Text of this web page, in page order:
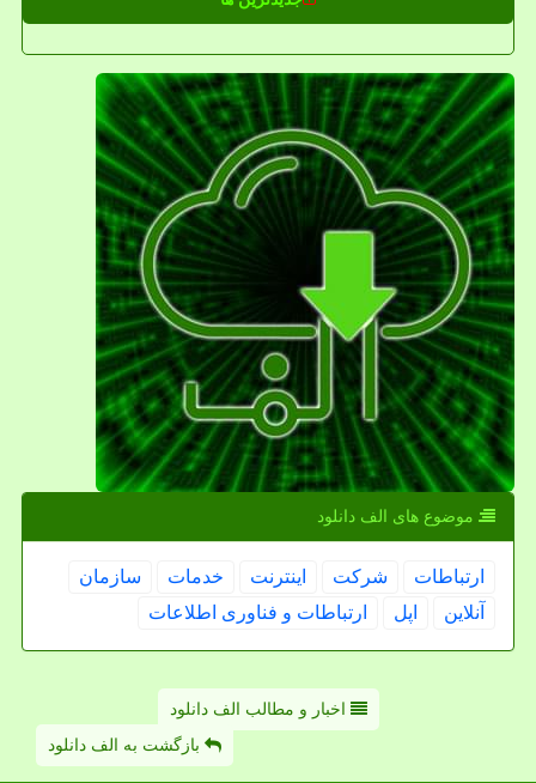
موضوع های الف دانلود
ارتباطات شركت اینترنت خدمات
سازمان
آنلاین
اپل ارتباطات و فناوری اطلاعات
اخبار و مطالب الف دانلود
بازگشت به الف دانلود